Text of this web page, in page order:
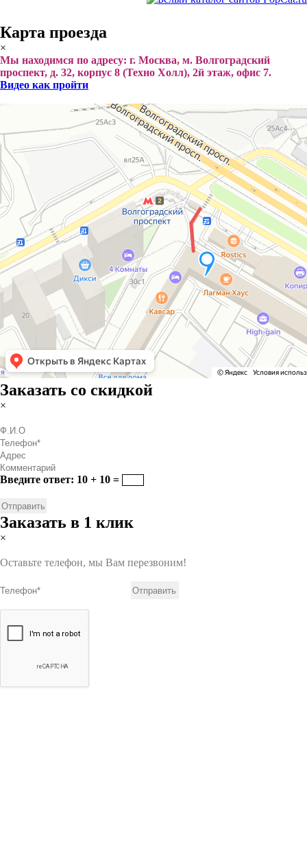
Карта проезда
×
Мы находимся по адресу: г. Москва, м. Волгоградский
проспект, д. 32, корпус 8 (Техно Холл), 2й этаж, офис 7.
Видео как пройти
Заказать со скидкой
×
Введите ответ: 10 + 10 =
Заказать в 1 клик
×
Оставьте телефон, мы Вам перезвоним!